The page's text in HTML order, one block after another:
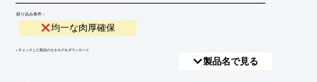
絞り込み条件：
均一な肉厚確保
​▼チェックした製品のカタログをダウンロード
製品名で見る